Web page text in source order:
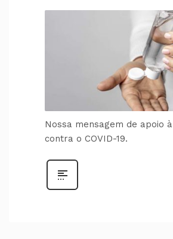
Nossa mensagem de apoio
contra o COVID-19.